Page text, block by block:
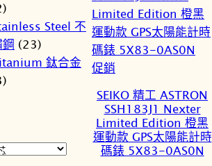
Steel 不
(23)
鈦合金
促銷
商
品
SEIKO 精工 ASTRON
SSH183J1 Nexter
Limited Edition 橙黑
運動款 GPS太陽能計時
碼錶 5X83-0AS0N